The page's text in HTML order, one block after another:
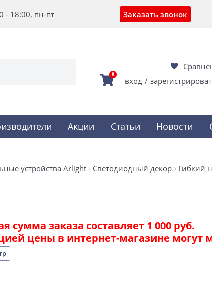
- 18:00, пн-пт Заказать звонок
0
вход /
Акции Статьи Новости
устройства Arlight Светодиодный декор
Гибкий
сумма заказа составляет 1 000 руб.
цены в интернет-магазине могут